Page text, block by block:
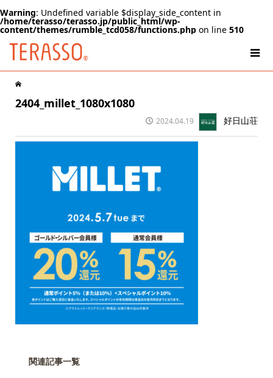
Warning: Undefined variable $display_side_content in
/home/terasso/terasso.jp/public_html/wp-
content/themes/rumble_tcd058/functions.php on line 510
2404_millet_1080x1080
2024.04.19 好日山荘
関連記事一覧